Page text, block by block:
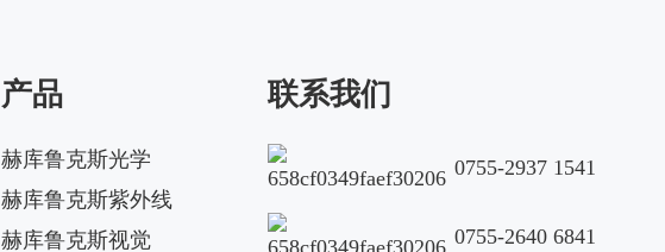
产品
赫库鲁克斯光学
赫库鲁克斯紫外线
赫库鲁克斯视觉
联系我们
0755-2937 1541
0755-2640 6841